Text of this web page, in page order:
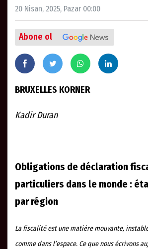
20 Nisan, 2025, Pazar 00:00
Abone ol
BRUXELLES KORNER
Kadir Duran
Obligations de déclaration
particuliers dans le monde :
par région
La fiscalité est une matière mouvante,
comme dans l’espace. Ce que nous écrivons